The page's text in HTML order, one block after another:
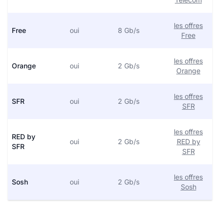
Free oui 8 Gb/s
les offres
Free
Orange oui 2 Gb/s
les offres
Orange
SFR oui 2 Gb/s
les offres
SFR
RED by
SFR
oui 2 Gb/s
les offres
RED by
SFR
Sosh oui 2 Gb/s
les offres
Sosh